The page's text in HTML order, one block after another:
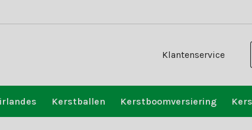
Klantenservice
Kerstballen Kerstboomversiering